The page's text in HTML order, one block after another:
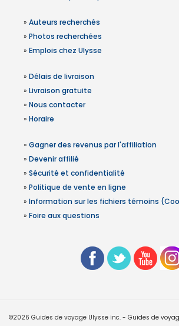
» Auteurs recherchés
» Photos recherchées
» Emplois chez Ulysse
» Délais de livraison
» Livraison gratuite
» Nous contacter
» Horaire
» Gagner des revenus par l'affiliation
» Devenir affilié
» Sécurité et confidentialité
» Politique de vente en ligne
» Information sur les fichiers témoins
» Foire aux questions
©2026 Guides de voyage Ulysse inc. - Guides de